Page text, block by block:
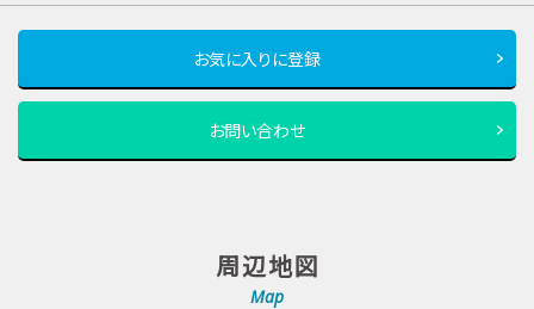
お気に入りに登録
お問い合わせ
周辺地図
Map